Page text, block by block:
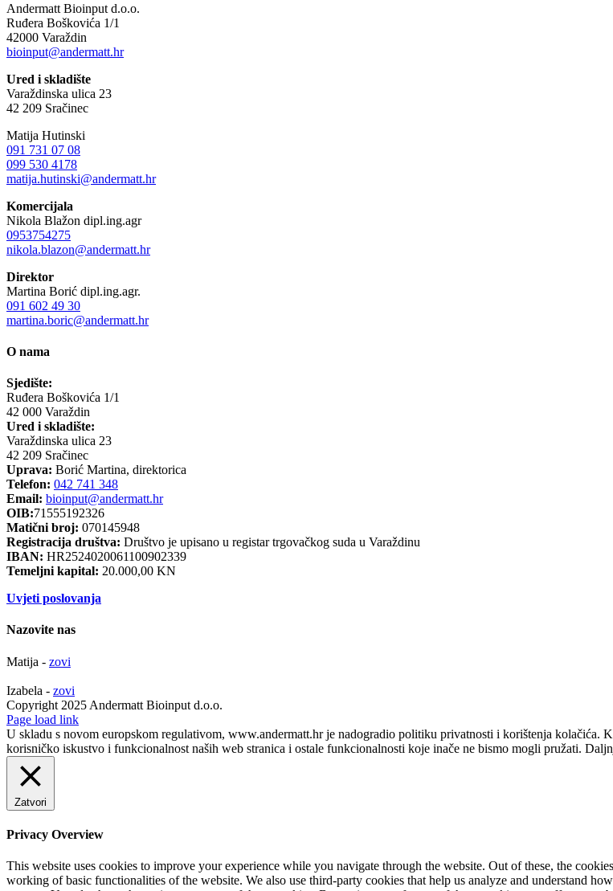
Andermatt Bioinput d.o.o.
Ruđera Boškovića 1/1
42000 Varaždin
bioinput@andermatt.hr
Ured i skladište
Varaždinska ulica 23
42 209 Sračinec
Matija Hutinski
091 731 07 08
099 530 4178
matija.hutinski@andermatt.hr
Komercijala
Nikola Blažon dipl.ing.agr
0953754275
nikola.blazon@andermatt.hr
Direktor
Martina Borić dipl.ing.agr.
091 602 49 30
martina.boric@andermatt.hr
O nama
Sjedište:
Ruđera Boškovića 1/1
42 000 Varaždin
Ured i skladište:
Varaždinska ulica 23
42 209 Sračinec
Uprava: Borić Martina, direktorica
Telefon: 042 741 348
Email: bioinput@andermatt.hr
OIB:71555192326
Matični broj: 070145948
Registracija društva: Društvo je upisano u registar trgovačkog suda u Varaždinu
IBAN: HR2524020061100902339
Temeljni kapital: 20.000,00 KN
Uvjeti poslovanja
Nazovite nas
Matija - zovi
Izabela - zovi
Copyright 2025 Andermatt Bioinput d.o.o.
Facebook
Page load link
U skladu s novom europskom regulativom, www.andermatt.hr je nadogradio politiku privatnosti i korištenja kolačića.
korisničko iskustvo i funkcionalnost naših web stranica i ostale funkcionalnosti koje inače ne bismo mogli pružati.
Zatvori
Privacy Overview
This website uses cookies to improve your experience while you navigate through the website. Out of these, the
working of basic functionalities of the website. We also use third-party cookies that help us analyze and understand